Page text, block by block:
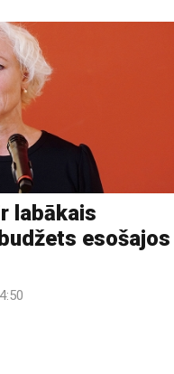
labākais
esošajos